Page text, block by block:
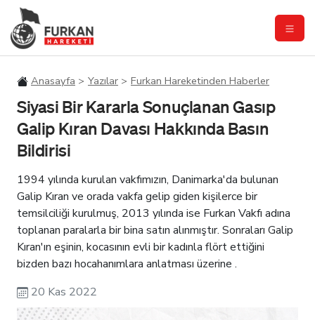
Anasayfa Yazılar Furkan Hareketinden Haberler
Siyasi Bir Kararla Sonuçlanan Gasıp
Galip Kıran Davası Hakkında Basın
Bildirisi
1994 yılında kurulan vakfımızın, Danimarka'da bulunan
Galip Kıran ve orada vakfa gelip giden kişilerce bir
temsilciliği kurulmuş, 2013 yılında ise Furkan Vakfı adına
toplanan paralarla bir bina satın alınmıştır. Sonraları Galip
Kıran'ın eşinin, kocasının evli bir kadınla flört ettiğini
bizden bazı hocahanımlara anlatması üzerine .
20 Kas 2022